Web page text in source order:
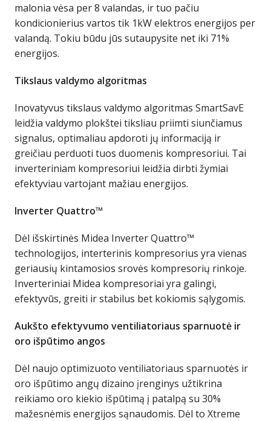
malonia vėsa per 8 valandas, ir tuo pačiu
kondicionierius vartos tik 1kW elektros energijos per
valandą. Tokiu būdu jūs sutaupysite net iki 71%
energijos.
Tikslaus valdymo algoritmas
Inovatyvus tikslaus valdymo algoritmas SmartSavE
leidžia valdymo plokštei tiksliau priimti siunčiamus
signalus, optimaliau apdoroti jų informaciją ir
greičiau perduoti tuos duomenis kompresoriui. Tai
inverteriniam kompresoriui leidžia dirbti žymiai
efektyviau vartojant mažiau energijos.
Inverter Quattro™
Dėl išskirtinės Midea Inverter Quattro™
technologijos, interterinis kompresorius yra vienas
geriausių kintamosios srovės kompresorių rinkoje.
Inverteriniai Midea kompresoriai yra galingi,
efektyvūs, greiti ir stabilus bet kokiomis sąlygomis.
Aukšto efektyvumo ventiliatoriaus sparnuotė ir
oro išpūtimo angos
Dėl naujo optimizuoto ventiliatoriaus sparnuotės ir
oro išpūtimo angų dizaino įrenginys užtikrina
reikiamo oro kiekio išpūtimą į patalpą su 30%
mažesnėmis energijos sąnaudomis. Dėl to Xtreme